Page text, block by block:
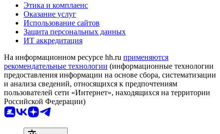
Этика и комплаенс
Оказание услуг
Использование сайтов
Защита персональных данных
ИТ аккредитация
На информационном ресурсе hh.ru применяются
рекомендательные технологии (информационные технологии
предоставления информации на основе сбора, систематизации
и анализа сведений, относящихся к предпочтениям
пользователей сети «Интернет», находящихся на территории
Российской Федерации)